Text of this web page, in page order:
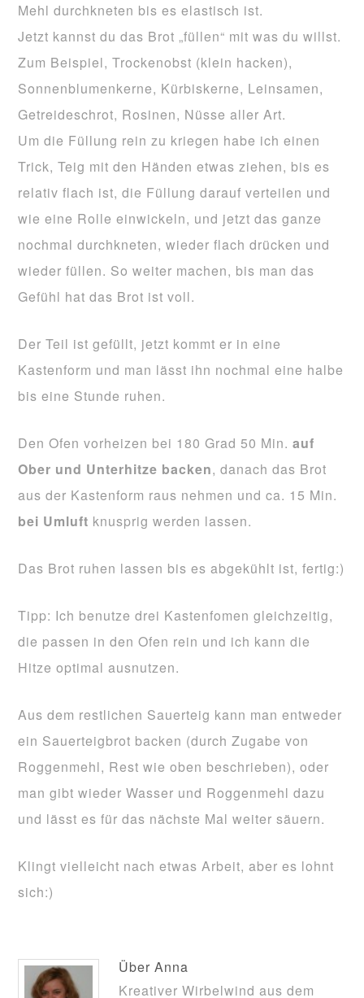
Mehl durchkneten bis es elastisch ist.
Jetzt kannst du das Brot „füllen“ mit was du willst.
Zum Beispiel, Trockenobst (klein hacken),
Sonnenblumenkerne, Kürbiskerne, Leinsamen,
Getreideschrot, Rosinen, Nüsse aller Art.
Um die Füllung rein zu kriegen habe ich einen
Trick, Teig mit den Händen etwas ziehen, bis es
relativ flach ist, die Füllung darauf verteilen und
wie eine Rolle einwickeln, und jetzt das ganze
nochmal durchkneten, wieder flach drücken und
wieder füllen. So weiter machen, bis man das
Gefühl hat das Brot ist voll.
Der Teil ist gefüllt, jetzt kommt er in eine
Kastenform und man lässt ihn nochmal eine halbe
bis eine Stunde ruhen.
Den Ofen vorheizen bei 180 Grad 50 Min.auf
Ober und Unterhitze backen, danach das Brot
aus der Kastenform raus nehmen und ca. 15 Min.
bei Umluft knusprig werden lassen.
Das Brot ruhen lassen bis es abgekühlt ist, fertig:)
Tipp: Ich benutze drei Kastenfomen gleichzeitig,
die passen in den Ofen rein und ich kann die
Hitze optimal ausnutzen.
Aus dem restlichen Sauerteig kann man entweder
ein Sauerteigbrot backen (durch Zugabe von
Roggenmehl, Rest wie oben beschrieben), oder
man gibt wieder Wasser und Roggenmehl dazu
und lässt es für das nächste Mal weiter säuern.
Klingt vielleicht nach etwas Arbeit, aber es lohnt
sich:)
ÜberAnna
Kreativer Wirbelwind aus dem